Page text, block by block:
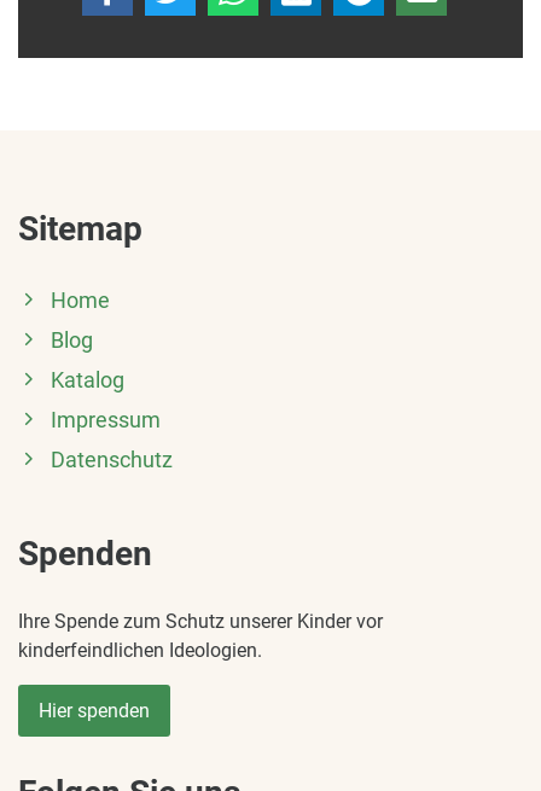
Sitemap
Home
Blog
Katalog
Impressum
Datenschutz
Spenden
Ihre Spende zum Schutz unserer Kinder vor
kinderfeindlichen Ideologien.
Hier spenden